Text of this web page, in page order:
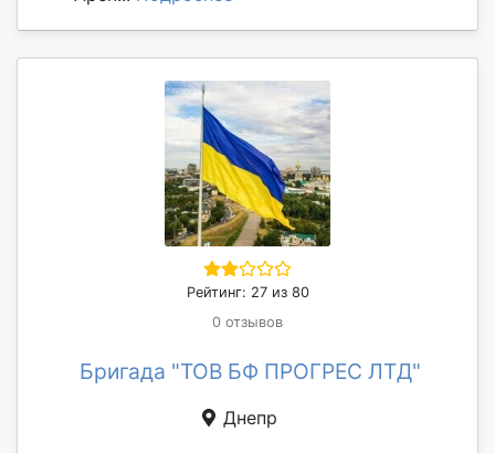
Рейтинг: 27 из 80
0 отзывов
Бригада "ТОВ БФ ПРОГРЕС ЛТД"
Днепр